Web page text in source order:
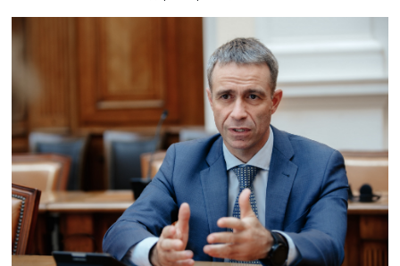
услуг Банка России Михаил Мамута. Между тем в
долгосрочной перспективе всегда выигрывает тот, кто
стремится к формированию устойчивого имиджа, в том
имиджа социально ответственного финансового
Задача заключается в поиске баланса между этими
объяснил член совета директоров ЦБ.